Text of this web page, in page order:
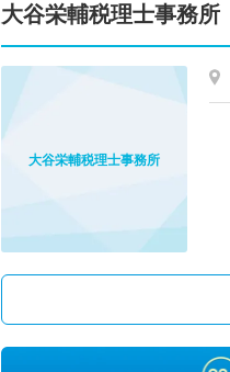
大谷栄輔税理士事務所
大谷栄輔税理士事務所